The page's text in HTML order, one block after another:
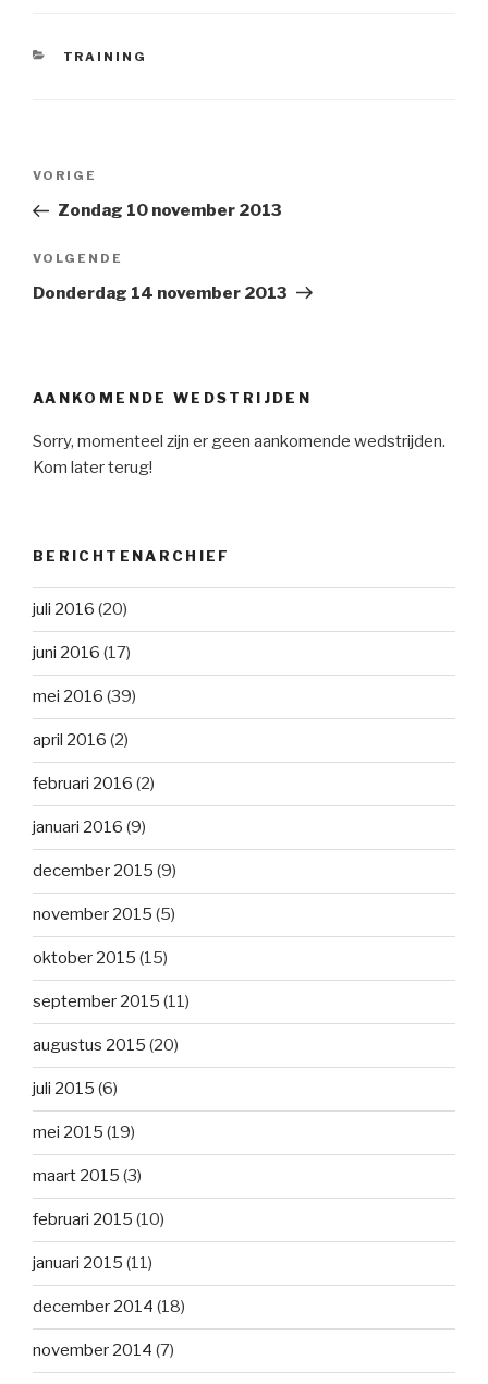
CATEGORIEËN
TRAINING
Bericht
Vorig
bericht
VORIGE
Zondag 10 november 2013
Volgend
Bericht
VOLGENDE
Donderdag 14 november 2013
AANKOMENDE WEDSTRIJDEN
Sorry, momenteel zijn er geen aankomende wedstrijden.
Kom later terug!
BERICHTENARCHIEF
juli 2016 (20)
juni 2016 (17)
mei 2016 (39)
april 2016 (2)
februari 2016 (2)
januari 2016 (9)
december 2015 (9)
november 2015 (5)
oktober 2015 (15)
september 2015 (11)
augustus 2015 (20)
juli 2015 (6)
mei 2015 (19)
maart 2015 (3)
februari 2015 (10)
januari 2015 (11)
december 2014 (18)
november 2014 (7)